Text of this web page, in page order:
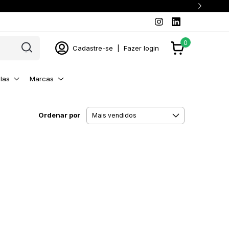
Cadastre-se Fazer login
0
Marcas
Ordenar por